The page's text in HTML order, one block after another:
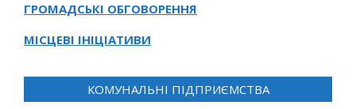
ГРОМАДСЬКІ ОБГОВОРЕННЯ
МІСЦЕВІ ІНІЦІАТИВИ
КОМУНАЛЬНІ ПІДПРИЄМСТВА